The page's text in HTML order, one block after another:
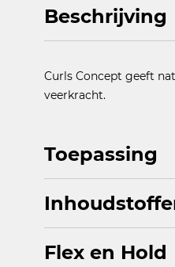
Beschrijving
Curls Concept geeft
veerkracht.
Toepassing
1. Doe een
2. Wrijf Curls Concept
AQUA, CETYL
Flex en Hold